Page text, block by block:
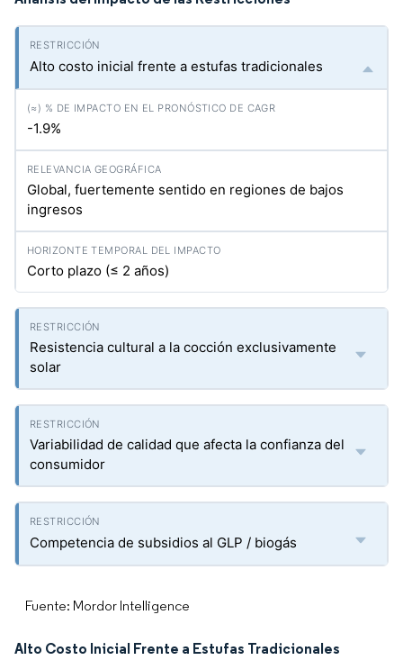
Alto costo inicial frente a estufas tradicionales
-1.9%
Global, fuertemente sentido en regiones de bajos
ingresos
Corto plazo (≤ 2 años)
Resistencia cultural a la cocción exclusivamente
solar
Variabilidad de calidad que afecta la confianza del
consumidor
Competencia de subsidios al GLP / biogás
Fuente: Mordor Intelligence
Alto Costo Inicial Frente a Estufas Tradicionales